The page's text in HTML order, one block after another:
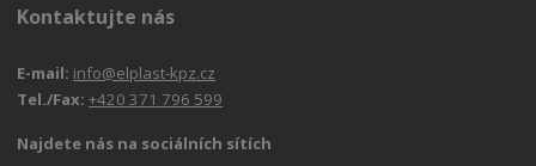
Kontaktujte nás
E-mail: info@elplast-kpz.cz
Tel./Fax:+420 371 796 599
Najdete nás na sociálních sítích